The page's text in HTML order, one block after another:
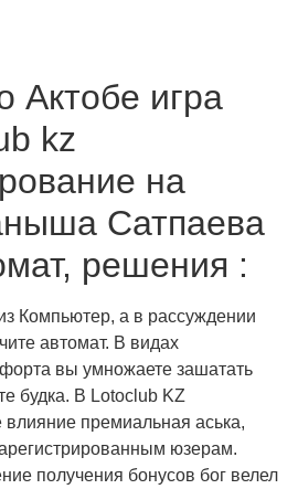
Актобе игра
kz
на
Сатпаева
решения :
Компьютер, а в рассуждении
автомат. В видах
вы умножаете зашатать
будка. В Lotoclub KZ
влияние премиальная аська,
юзерам.
получения бонусов бог велел